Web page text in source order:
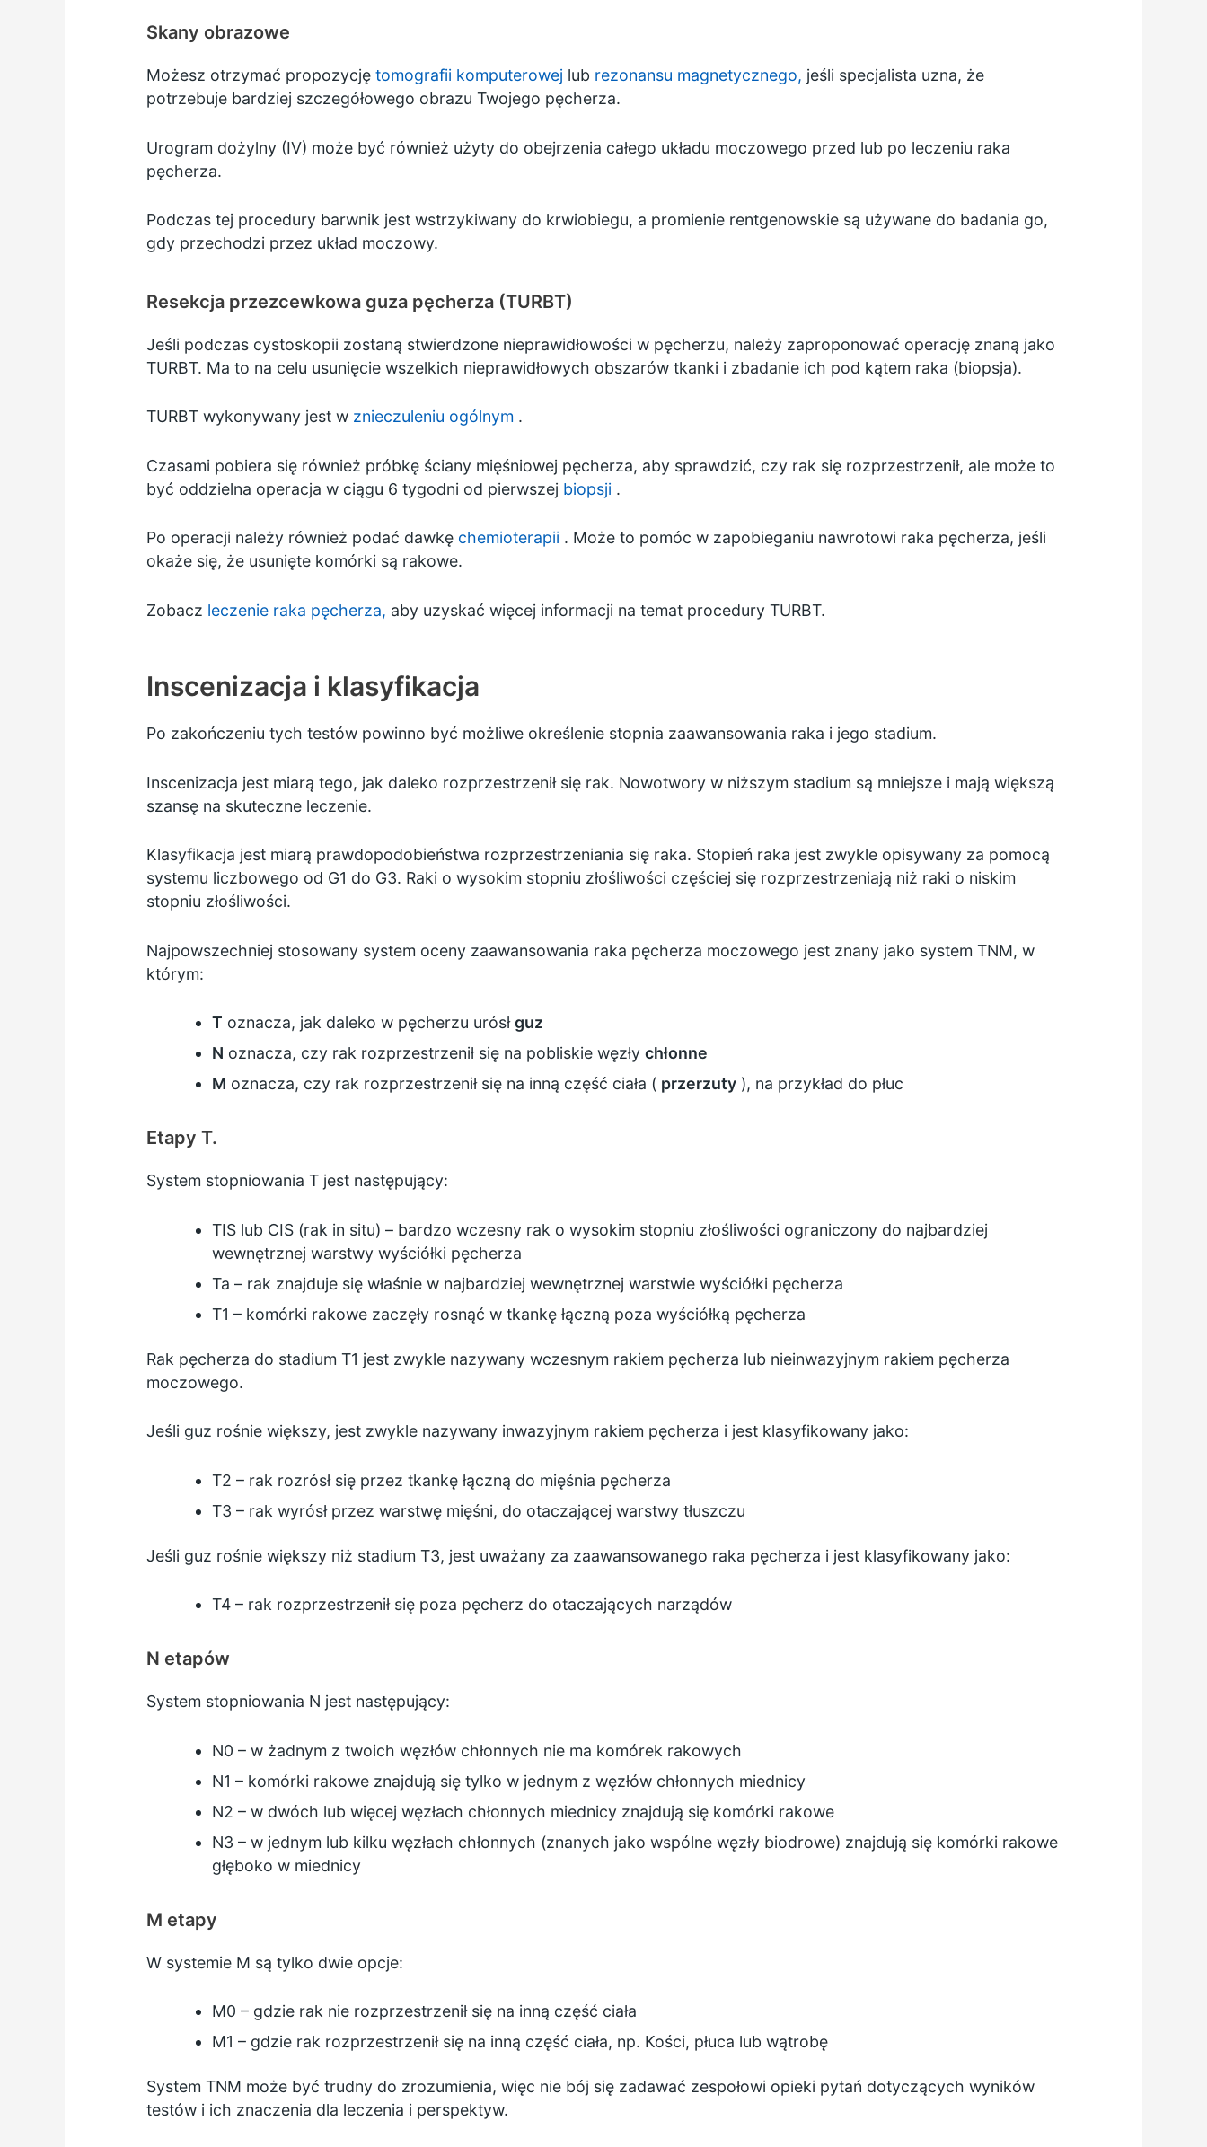
Skany obrazowe
Możesz otrzymać propozycję tomografii komputerowej lub rezonansu magnetycznego, jeśli specjalista uzna, że
potrzebuje bardziej szczegółowego obrazu Twojego pęcherza.
Urogram dożylny (IV) może być również użyty do obejrzenia całego układu moczowego przed lub po leczeniu raka
pęcherza.
Podczas tej procedury barwnik jest wstrzykiwany do krwiobiegu, a promienie rentgenowskie są używane do badania go,
gdy przechodzi przez układ moczowy.
Resekcja przezcewkowa guza pęcherza (TURBT)
Jeśli podczas cystoskopii zostaną stwierdzone nieprawidłowości w pęcherzu, należy zaproponować operację znaną jako
TURBT. Ma to na celu usunięcie wszelkich nieprawidłowych obszarów tkanki i zbadanie ich pod kątem raka (biopsja).
TURBT wykonywany jest w znieczuleniu ogólnym .
Czasami pobiera się również próbkę ściany mięśniowej pęcherza, aby sprawdzić, czy rak się rozprzestrzenił, ale może to
być oddzielna operacja w ciągu 6 tygodni od pierwszej biopsji .
Po operacji należy również podać dawkę chemioterapii . Może to pomóc w zapobieganiu nawrotowi raka pęcherza, jeśli
okaże się, że usunięte komórki są rakowe.
Zobacz leczenie raka pęcherza, aby uzyskać więcej informacji na temat procedury TURBT.
Inscenizacja i klasyfikacja
Po zakończeniu tych testów powinno być możliwe określenie stopnia zaawansowania raka i jego stadium.
Inscenizacja jest miarą tego, jak daleko rozprzestrzenił się rak. Nowotwory w niższym stadium są mniejsze i mają większą
szansę na skuteczne leczenie.
Klasyfikacja jest miarą prawdopodobieństwa rozprzestrzeniania się raka. Stopień raka jest zwykle opisywany za pomocą
systemu liczbowego od G1 do G3. Raki o wysokim stopniu złośliwości częściej się rozprzestrzeniają niż raki o niskim
stopniu złośliwości.
Najpowszechniej stosowany system oceny zaawansowania raka pęcherza moczowego jest znany jako system TNM, w
którym:
T oznacza, jak daleko w pęcherzu urósłguz
N oznacza, czy rak rozprzestrzenił się na pobliskie węzłychłonne
M oznacza, czy rak rozprzestrzenił się na inną część ciała ( przerzuty ), na przykład do płuc
Etapy T.
System stopniowania T jest następujący:
TIS lub CIS (rak in situ) – bardzo wczesny rak o wysokim stopniu złośliwości ograniczony do najbardziej
wewnętrznej warstwy wyściółki pęcherza
Ta – rak znajduje się właśnie w najbardziej wewnętrznej warstwie wyściółki pęcherza
T1 – komórki rakowe zaczęły rosnąć w tkankę łączną poza wyściółką pęcherza
Rak pęcherza do stadium T1 jest zwykle nazywany wczesnym rakiem pęcherza lub nieinwazyjnym rakiem pęcherza
moczowego.
Jeśli guz rośnie większy, jest zwykle nazywany inwazyjnym rakiem pęcherza i jest klasyfikowany jako:
T2 – rak rozrósł się przez tkankę łączną do mięśnia pęcherza
T3 – rak wyrósł przez warstwę mięśni, do otaczającej warstwy tłuszczu
Jeśli guz rośnie większy niż stadium T3, jest uważany za zaawansowanego raka pęcherza i jest klasyfikowany jako:
T4 – rak rozprzestrzenił się poza pęcherz do otaczających narządów
N etapów
System stopniowania N jest następujący:
N0 – w żadnym z twoich węzłów chłonnych nie ma komórek rakowych
N1 – komórki rakowe znajdują się tylko w jednym z węzłów chłonnych miednicy
N2 – w dwóch lub więcej węzłach chłonnych miednicy znajdują się komórki rakowe
N3 – w jednym lub kilku węzłach chłonnych (znanych jako wspólne węzły biodrowe) znajdują się komórki rakowe
głęboko w miednicy
M etapy
W systemie M są tylko dwie opcje:
M0 – gdzie rak nie rozprzestrzenił się na inną część ciała
M1 – gdzie rak rozprzestrzenił się na inną część ciała, np. Kości, płuca lub wątrobę
System TNM może być trudny do zrozumienia, więc nie bój się zadawać zespołowi opieki pytań dotyczących wyników
testów i ich znaczenia dla leczenia i perspektyw.